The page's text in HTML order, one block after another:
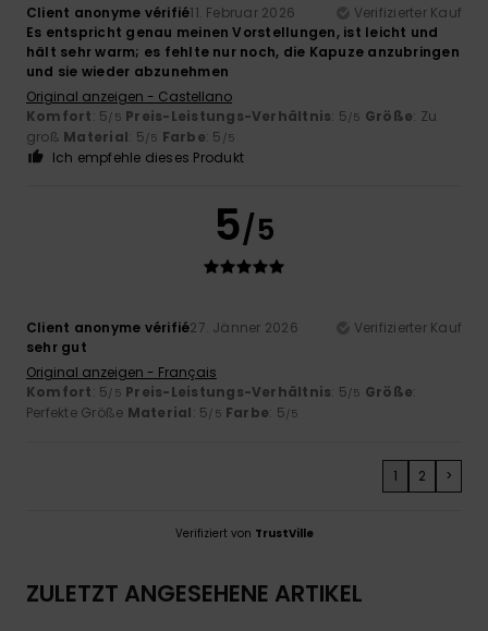
Client anonyme vérifié11. Februar 2026
Verifizierter Kauf
Es entspricht genau meinen Vorstellungen, ist leicht und
hält sehr warm; es fehlte nur noch, die Kapuze anzubringen
und sie wieder abzunehmen
Original anzeigen - Castellano
Komfort: 5/5 Preis-Leistungs-Verhältnis: 5/5 Größe: Zu
groß Material: 5/5 Farbe: 5 /5
Ich empfehle dieses Produkt
5/5
Client anonyme vérifié27. Jänner 2026
Verifizierter Kauf
sehr gut
Original anzeigen - Français
Komfort: 5/5 Preis-Leistungs-Verhältnis: 5/5 Größe:
Perfekte Größe Material: 5/5 Farbe: 5/5
1 2 >
Verifiziert von TrustVille
ZULETZT ANGESEHENE ARTIKEL